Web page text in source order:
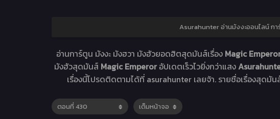
Asurahunter อ่านมังงะออนไลน์ ก
อ่านการ์ตูน มังงะ มังฮวา มังฮัวยอดฮิตสุดมันส์เรื่อง Magic
มังฮัวสุดมันส์ Magic Emperor อัปเดตเร็วไวยิ่งกว่าแสง
เรื่องนี้โปรดติดตามได้ที่ asurahunter เลยจ้า. รายชื่อเรื่องสุดมั